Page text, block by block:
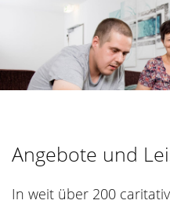
Angebote und
In weit über 200